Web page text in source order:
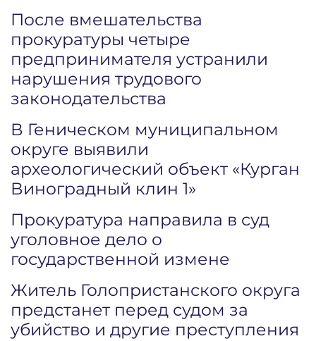
После вмешательства
прокуратуры четыре
предпринимателя устранили
нарушения трудового
законодательства
В Геническом муниципальном
округе выявили
археологический объект «Курган
Виноградный клин 1»
Прокуратура направила в суд
уголовное дело о
государственной измене
Житель Голопристанского округа
предстанет перед судом за
убийство и другие преступления